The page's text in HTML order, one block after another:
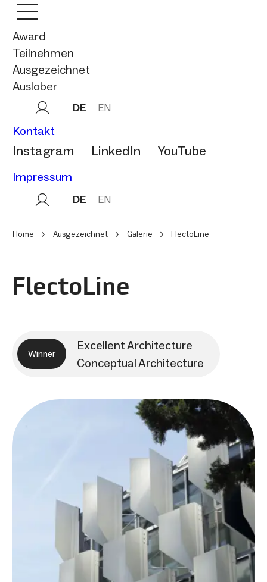
Award
Teilnehmen
Ausgezeichnet
Auslober
DE EN
Kontakt
Instagram LinkedIn YouTube
Impressum
DE EN
Home Ausgezeichnet Galerie FlectoLine
FlectoLine
Winner
Excellent Architecture
Conceptual Architecture